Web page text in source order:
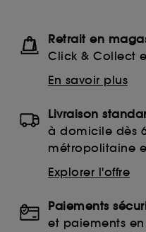
Retrait en
Click & Collect
En savoir plus
Livraison
à domicile dès
métropolitaine
Explorer l'offre
Paiements
et paiements